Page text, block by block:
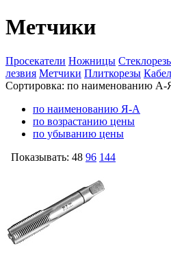
Метчики
Просекатели Ножницы
лезвия Метчики Плиткорезы
Сортировка: по наименованию А-
по наименованию Я-А
по возрастанию цены
по убыванию цены
Показывать: 48 96 144